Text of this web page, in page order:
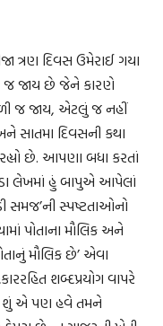
ત્રણ દિવસ ઉમેરાઈ ગયા
જ જાય છે જેને કારણે
જ જાય, એટલું જ નહીં
સાતમા દિવસની કથા
છે. આપણા બધા કરતાં
લેખમાં હું બાપુએ આપેલાં
સમજ’ની સ્પષ્ટતાઓનો
પોતાના મૌલિક અને
મૌલિક છે’ એવા
શબ્દપ્રયોગ વાપરે
શું એ પણ હવે તમને